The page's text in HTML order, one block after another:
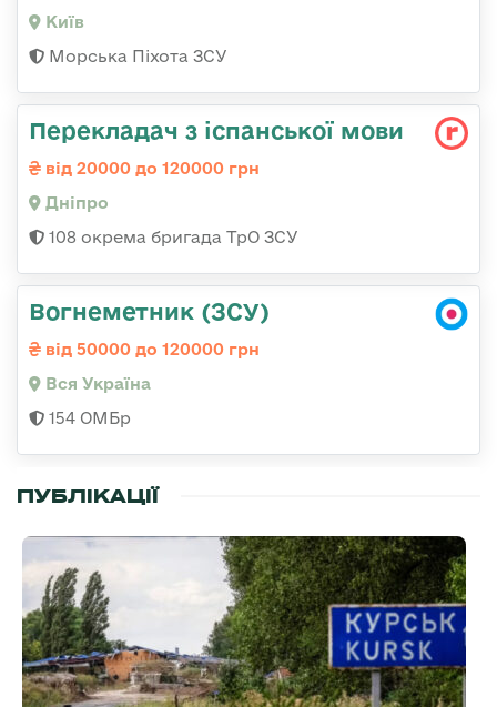
Київ
Морська Піхота ЗСУ
Перекладач з іспанської мови
від 20000 до 120000 грн
Дніпро
108 окрема бригада ТрО ЗСУ
Вогнеметник (ЗСУ)
від 50000 до 120000 грн
Вся Україна
154 ОМБр
ПУБЛІКАЦІЇ